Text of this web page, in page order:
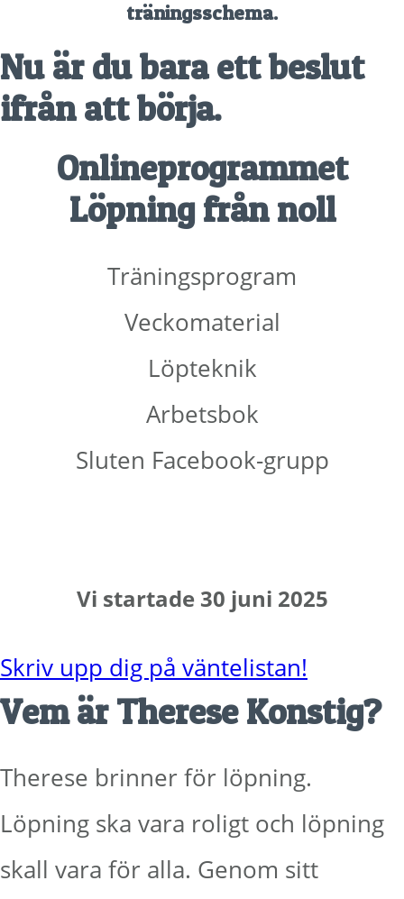
träningsschema.
Nu är du bara ett beslut
ifrån att börja.
Onlineprogrammet
Löpning från noll
Träningsprogram
Veckomaterial
Löpteknik
Arbetsbok
Sluten Facebook-grupp
Vi startade 30 juni 2025
Skriv upp dig på väntelistan!
Vem är Therese Konstig?
Therese brinner för löpning.
Löpning ska vara roligt och löpning
skall vara för alla. Genom sitt